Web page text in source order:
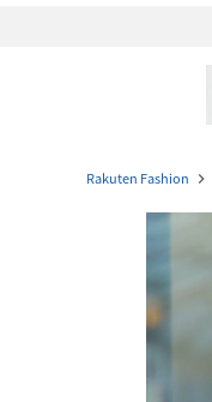
Rakuten Fashion navigate_next